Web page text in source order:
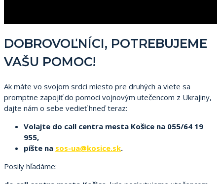
DOBROVOĽNÍCI, POTREBUJEME
VAŠU POMOC!
Ak máte vo svojom srdci miesto pre druhých a viete sa
promptne zapojiť do pomoci vojnovým utečencom z Ukrajiny,
dajte nám o sebe vedieť hneď teraz:
Volajte do call centra mesta Košice na 055/64 19
955,
píšte na sos-ua@kosice.sk.
Posily hľadáme: